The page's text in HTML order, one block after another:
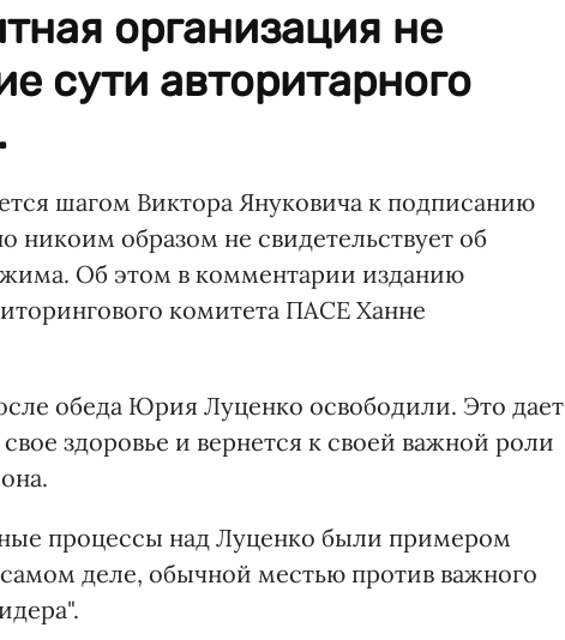
организация не
сути авторитарного
шагом Виктора Януковича к подписанию
никоим образом не свидетельствует об
Об этом в комментарии изданию
комитета ПАСЕ Ханне
обеда Юрия Луценко освободили. Это дает
здоровье и вернется к своей важной роли
процессы над Луценко были примером
деле, обычной местью против важного